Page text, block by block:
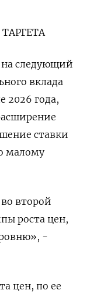
следующий
вклада
2026 года,
ставки
малому
второй
роста цен,
-
цен, по ее